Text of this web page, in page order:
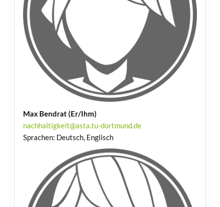
Max Bendrat (Er/Ihm)
nachhaltigkeit@asta.tu-dortmund.de
Sprachen: Deutsch, Englisch